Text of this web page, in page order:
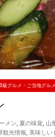
級グルメ・ご当地グルメ
メン, 夏の味覚, 山
観光情報, 美味しい